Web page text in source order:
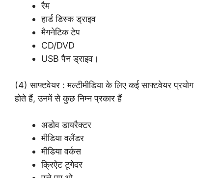
रैम
हार्ड डिस्क ड्राइव
मैगनेटिक टेप
CD/DVD
USB पैन ड्राइव।
(4) साफ्टवेयर : मल्टीमीडिया के लिए कई साफ्टवेयर प्रयोग
होते हैं, उनमें से कुछ निम्न प्रकार हैं
अडोव डायरैक्टर
मीडिया वलैंडर
मीडिया वर्कस
क्रिऐट टूगेदर